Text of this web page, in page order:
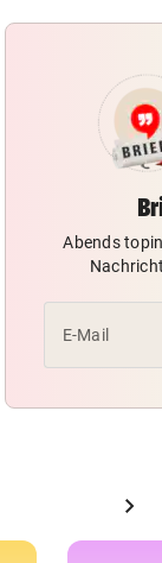
Abends
E-Mail
chevron_right